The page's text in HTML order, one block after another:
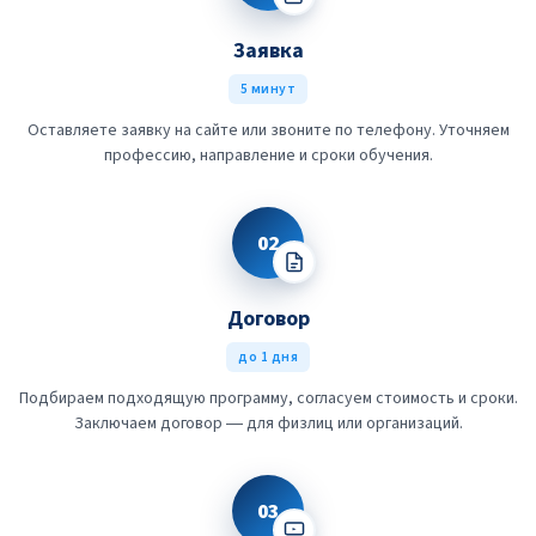
Заявка
5 минут
Оставляете заявку на сайте или звоните по телефону. Уточняем
профессию, направление и сроки обучения.
02
Договор
до 1 дня
Подбираем подходящую программу, согласуем стоимость и сроки.
Заключаем договор — для физлиц или организаций.
03